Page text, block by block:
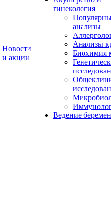
Новости
и акции
гинекология
анализы
Анализы
Биохимия
Ведение